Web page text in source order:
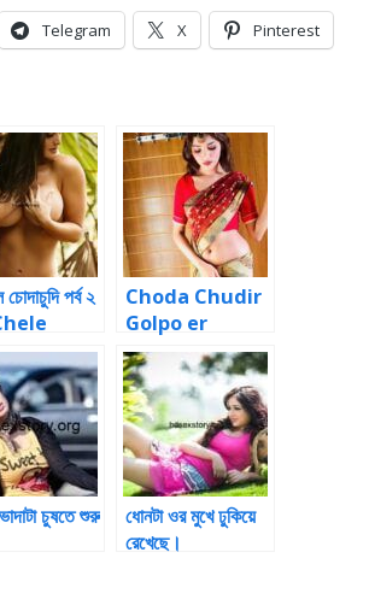
Telegram X Pinterest
চোদাচুদি পর্ব ২
Choti
Choda Chudir
Golpo er
Vubone Ek
New Golpo নুনু
নুনু খেলা |Bangla
Choti And
Tamil love-
making of
bangla sex
story
চুষতে শুরু
ধোনটা ওর মুখে ঢুকিয়ে
রেখেছে।